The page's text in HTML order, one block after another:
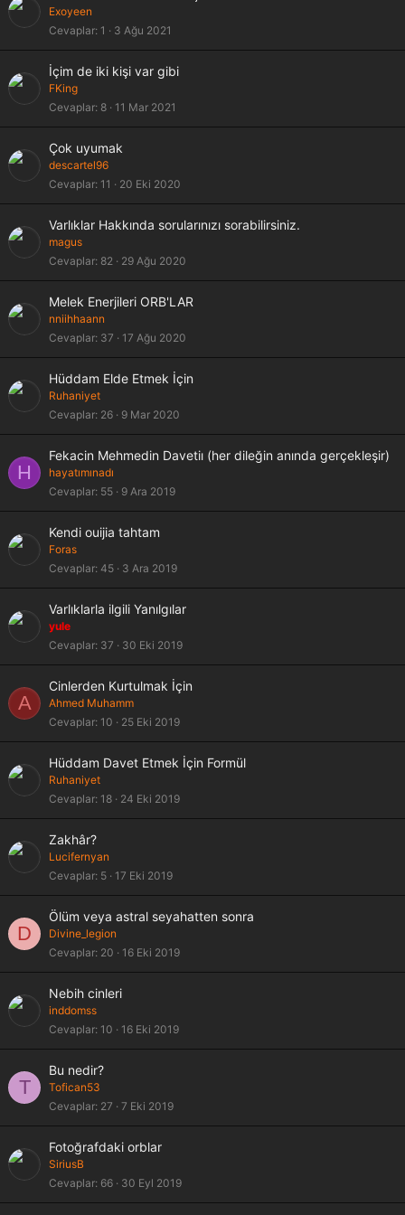
Exoyeen
Cevaplar 1 3 Ağu 2021
İçim de iki kişi var gibi
FKing
Cevaplar 8 11 Mar 2021
Çok uyumak
descartel96
Cevaplar 11 20 Eki 2020
Varlıklar Hakkında sorularınızı sorabilirsiniz.
magus
Cevaplar 82 29 Ağu 2020
Melek Enerjileri ORB'LAR
nniihhaann
Cevaplar 37 17 Ağu 2020
Hüddam Elde Etmek İçin
Ruhaniyet
Cevaplar 26 9 Mar 2020
H
Fekacin Mehmedin Davetiı (her dileğin anında gerçekleşir)
hayatımınadı
Cevaplar 55 9 Ara 2019
Kendi ouijia tahtam
Foras
Cevaplar 45 3 Ara 2019
Varlıklarla ilgili Yanılgılar
yule
Cevaplar 37 30 Eki 2019
A
Cinlerden Kurtulmak İçin
Ahmed Muhamm
Cevaplar 10 25 Eki 2019
Hüddam Davet Etmek İçin Formül
Ruhaniyet
Cevaplar 18 24 Eki 2019
Zakhâr?
Lucifernyan
Cevaplar 5 17 Eki 2019
D
Ölüm veya astral seyahatten sonra
Divine_legion
Cevaplar 20 16 Eki 2019
Nebih cinleri
inddomss
Cevaplar 10 16 Eki 2019
T
Bu nedir?
Tofican53
Cevaplar 27 7 Eki 2019
Fotoğrafdaki orblar
SiriusB
Cevaplar 66 30 Eyl 2019